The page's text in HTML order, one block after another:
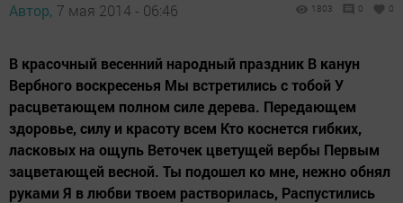
Автор, 7 мая 2014 - 06:46 1803 0 0
В красочный весенний народный праздник В канун
Вербного воскресенья Мы встретились с тобой У
расцветающем полном силе дерева. Передающем
здоровье, силу и красоту всем Кто коснется гибких,
ласковых на ощупь Веточек цветущей вербы Первым
зацветающей весной. Ты подошел ко мне, нежно обнял
руками Я в любви твоем растворилась, Распустились